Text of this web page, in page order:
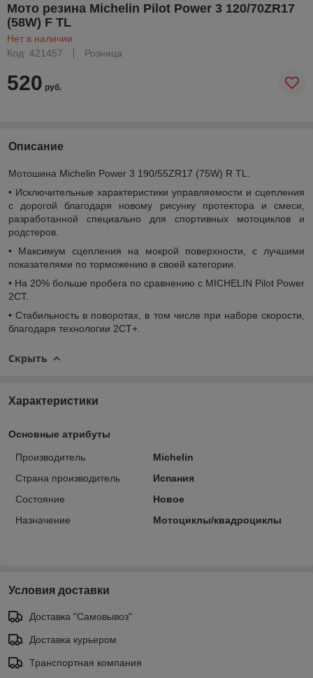
Мото резина Michelin Pilot Power 3 120/70ZR17
(58W) F TL
Нет в наличии
Код: 421457
Розница
520 руб.
Описание
Мотошина Michelin Power 3 190/55ZR17 (75W) R TL.
• Исключительные характеристики управляемости и сцепления
с дорогой благодаря новому рисунку протектора и смеси,
разработанной специально для спортивных мотоциклов и
родстеров.
• Максимум сцепления на мокрой поверхности, с лучшими
показателями по торможению в своей категории.
• На 20% больше пробега по сравнению с MICHELIN Pilot Power
2CT.
• Стабильность в поворотах, в том числе при наборе скорости,
благодаря технологии 2CT+.
Скрыть
Характеристики
Основные атрибуты
Производитель
Michelin
Страна производитель
Испания
Состояние
Новое
Назначение
Мотоциклы/квадроциклы
Условия доставки
Доставка "Самовывоз"
Доставка курьером
Транспортная компания